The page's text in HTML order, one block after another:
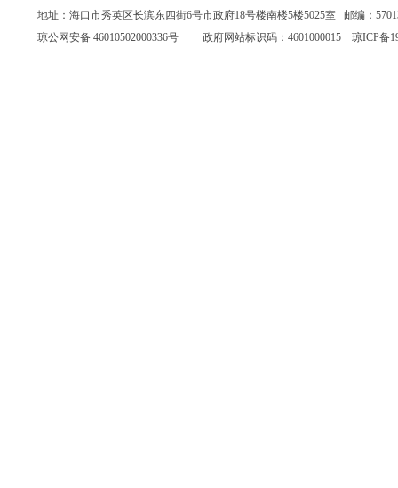
地址：海口市秀英区长滨东四街6号市政府18号楼南楼5楼5025室 邮编：
琼公网安备 46010502000336号 政府网站标识码：4601000015 琼ICP备